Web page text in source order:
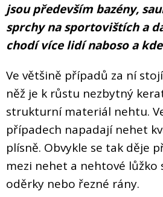
jsou především bazény,
sprchy na sportovištích a
chodí více lidí naboso a
Ve většině případů za ní
něž je k růstu nezbytný
strukturní materiál nehtu.
případech napadají nehet
plísně. Obvykle se tak děje
mezi nehet a nehtové lůžko
oděrky nebo řezné rány.